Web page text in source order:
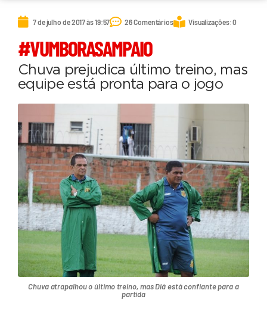
7 de julho de 2017 às 19:57 26 Comentários Visualizações: 0
#VUMBORASAMPAIO
Chuva prejudica último treino, mas
equipe está pronta para o jogo
Chuva atrapalhou o último treino, mas Diá está confiante para a
partida